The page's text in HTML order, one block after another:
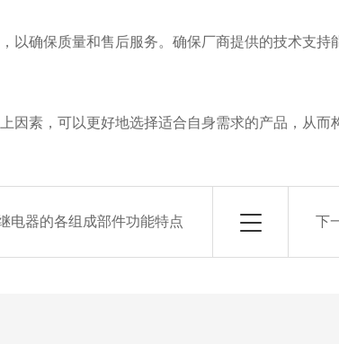
确保质量和售后服务。确保厂商提供的技术支持
素，可以更好地选择适合自身需求的产品，从而
电器的各组成部件功能特点 下